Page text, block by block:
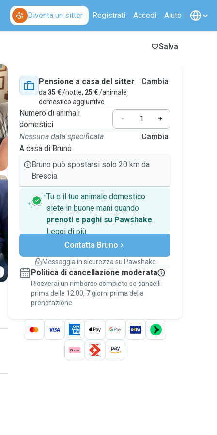
Diventa un sitter Registrati Accedi Aiuto
Salva
Pensione a casa del sitter
da 35 €/notte, 25 €/animale
domestico aggiuntivo
Cambia
Numero di animali
domestici
-
+
Nessuna data specificata
A casa di Bruno
Cambia
Bruno può spostarsi solo 20 km da
Brescia.
Tu e il tuo animale domestico
siete in buone mani quando
prenoti e paghi su Pawshake.
Leggi di piùPagamenti sicuri
Assistenza se i piani
Prenotazioni coperte
Stai su Pawshake - dal primo messaggio al
pagamento - per attivare laGaranzia
Pawshake.
Contatta Bruno
Messaggia in sicurezza su Pawshake
Politica di cancellazione moderata
Riceverai un rimborso completo se cancelli
prima delle 12:00, 7 giorni prima della
prenotazione.